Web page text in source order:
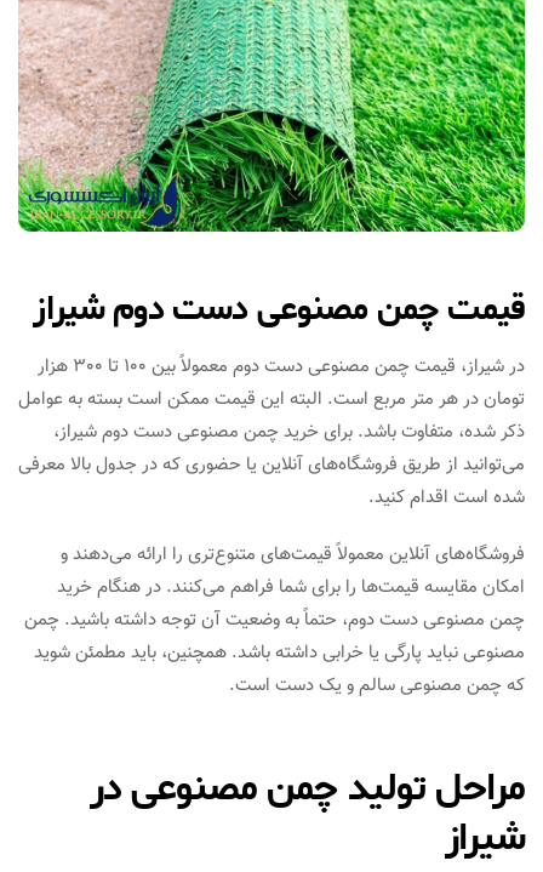
قیمت چمن مصنوعی دست دوم شیراز
در شیراز، قیمت چمن مصنوعی دست دوم معمولاً بین 100 تا 300 هزار
تومان در هر متر مربع است. البته این قیمت ممکن است بسته به عوامل
ذکر شده، متفاوت باشد. برای خرید چمن مصنوعی دست دوم شیراز،
می‌توانید از طریق فروشگاه‌های آنلاین یا حضوری که در جدول بالا معرفی
شده است اقدام کنید.
فروشگاه‌های آنلاین معمولاً قیمت‌های متنوع‌تری را ارائه می‌دهند و
امکان مقایسه قیمت‌ها را برای شما فراهم می‌کنند. در هنگام خرید
چمن مصنوعی دست دوم، حتماً به وضعیت آن توجه داشته باشید. چمن
مصنوعی نباید پارگی یا خرابی داشته باشد. همچنین، باید مطمئن شوید
که چمن مصنوعی سالم و یک دست است.
مراحل تولید چمن مصنوعی در
شیراز